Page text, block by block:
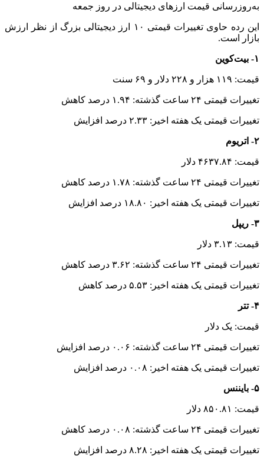
به‌روزرسانی قیمت ارز‌های دیجیتالی در روز جمعه
این رده حاوی تغییرات قیمتی ۱۰ ارز دیجیتالی بزرگ از نظر ارزش
بازار است.
۱- بیت‌کوین
قیمت: ۱۱۹ هزار و ۲۲۸ دلار و ۶۹ سنت
تغییرات قیمتی ۲۴ ساعت گذشته: ۱.۹۴ درصد کاهش
تغییرات قیمتی یک هفته اخیر: ۲.۳۳ درصد افزایش
۲- اتریوم
قیمت: ۴۶۳۷.۸۴ دلار
تغییرات قیمتی ۲۴ ساعت گذشته: ۱.۷۸ درصد کاهش
تغییرات قیمتی یک هفته اخیر: ۱۸.۸۰ درصد افزایش
۳- ریپل
قیمت: ۳.۱۳ دلار
تغییرات قیمتی ۲۴ ساعت گذشته: ۳.۶۲ درصد کاهش
تغییرات قیمتی یک هفته اخیر: ۵.۵۳ درصد کاهش
۴- تتر
قیمت: یک دلار
تغییرات قیمتی ۲۴ ساعت گذشته: ۰.۰۶ درصد افزایش
تغییرات قیمتی یک هفته اخیر: ۰.۰۸ درصد افزایش
۵- بایننس
قیمت: ۸۵۰.۸۱ دلار
تغییرات قیمتی ۲۴ ساعت گذشته: ۰.۰۸ درصد کاهش
تغییرات قیمتی یک هفته اخیر: ۸.۲۸ درصد افزایش